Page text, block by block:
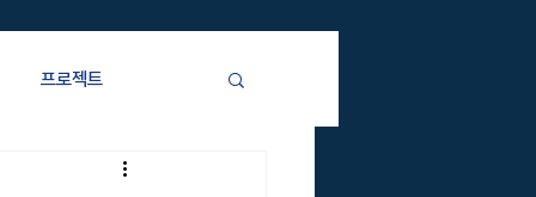
프로젝트